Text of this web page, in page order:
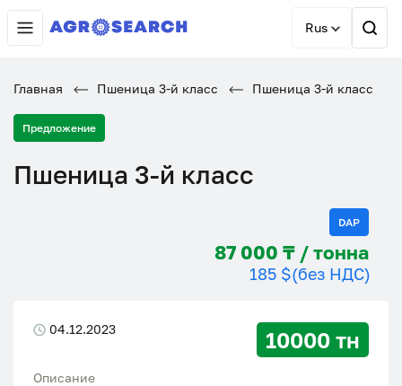
Rus
Главная Пшеница 3-й класс Пшеница 3-й класс
Предложение
Пшеница 3-й класс
DAP
87 000 ₸ / тонна
185 $(без НДС)
04.12.2023 10000 тн
Описание